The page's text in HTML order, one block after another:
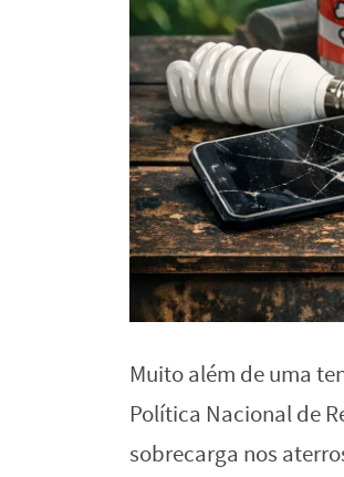
Muito além de uma
Política Nacional de
sobrecarga nos